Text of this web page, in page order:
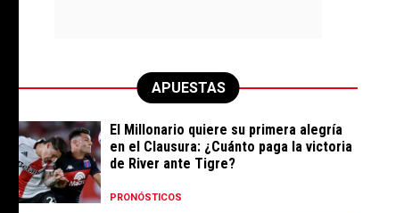
APUESTAS
El Millonario quiere su primera alegría
en el Clausura: ¿Cuánto paga la victoria
de River ante Tigre?
PRONÓSTICOS